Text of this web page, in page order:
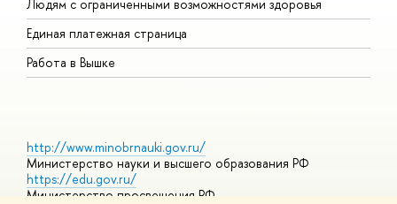
Людям с ограниченными возможностями здоровья
Единая платежная страница
Работа в Вышке
http://www.minobrnauki.gov.ru/
Министерство науки и высшего образования РФ
https://edu.gov.ru/
Министерство просвещения РФ